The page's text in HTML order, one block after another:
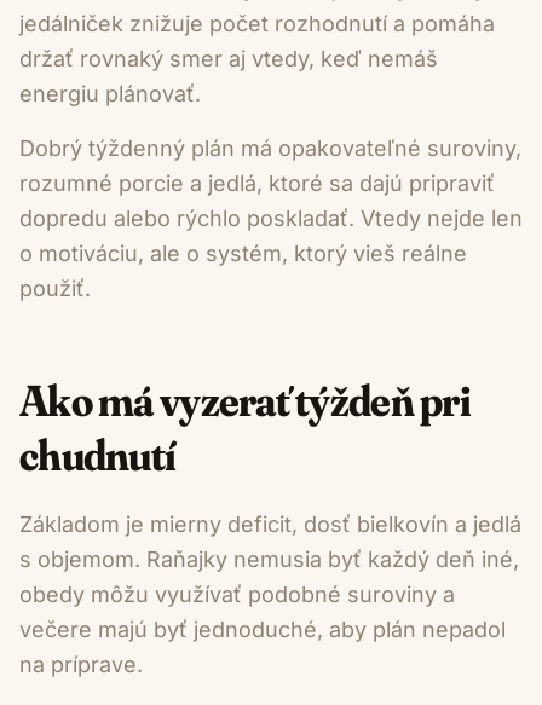
jedálniček znižuje počet rozhodnutí a pomáha
držať rovnaký smer aj vtedy, keď nemáš
energiu plánovať.
Dobrý týždenný plán má opakovateľné suroviny,
rozumné porcie a jedlá, ktoré sa dajú pripraviť
dopredu alebo rýchlo poskladať. Vtedy nejde len
o motiváciu, ale o systém, ktorý vieš reálne
použiť.
Ako má vyzerať týždeň pri
chudnutí
Základom je mierny deficit, dosť bielkovín a jedlá
s objemom. Raňajky nemusia byť každý deň iné,
obedy môžu využívať podobné suroviny a
večere majú byť jednoduché, aby plán nepadol
na príprave.